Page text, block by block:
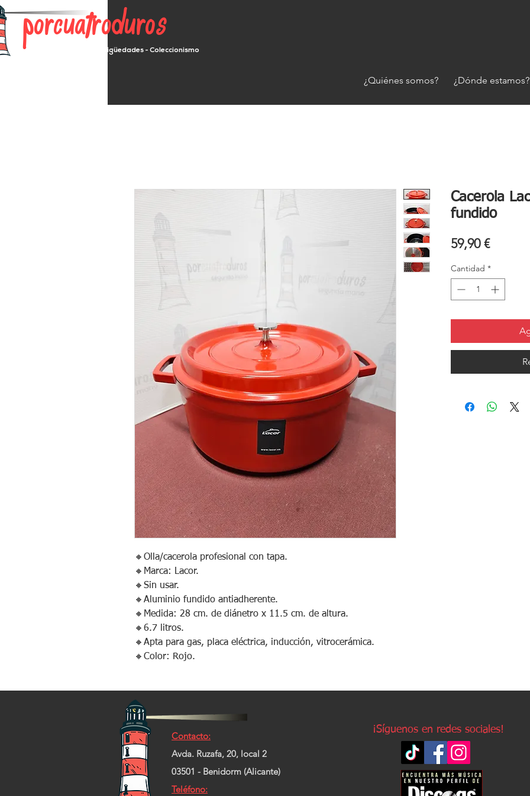
porcuatroduros
Segunda mano - Antigüedades - Coleccionismo
¿Quiénes somos? ¿Dónde estamos?
🔸️Olla/cacerola profesional con tapa.
🔸️Marca: Lacor.
🔸️Sin usar.
🔸️Aluminio fundido antiadherente.
🔸️Medida: 28 cm. de diánetro x 11.5 cm. de altura.
🔸️6.7 litros.
🔸️Apta para gas, placa eléctrica, inducción, vitrocerámica.
🔸️Color: Rojo.
Cacerola
fundido
59,90 €Precio
Cantidad *
Contacto:
Avda. Ruzafa, 20, local 2
03501 - Benidorm (Alicante)
Teléfono:
¡Síguenos en redes sociales!